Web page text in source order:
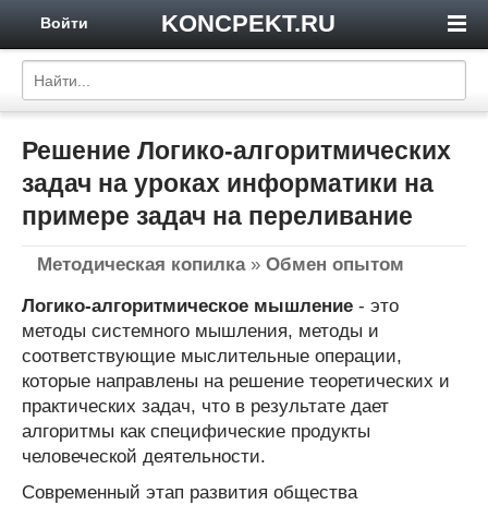
KONCPEKT.RU
Войти
Решение Логико-алгоритмических
задач на уроках информатики на
примере задач на переливание
Методическая копилка» Обмен опытом
Логико-алгоритмическое мышление - это
методы системного мышления, методы и
соответствующие мыслительные операции,
которые направлены на решение теоретических и
практических задач, что в результате дает
алгоритмы как специфические продукты
человеческой деятельности.
Современный этап развития общества